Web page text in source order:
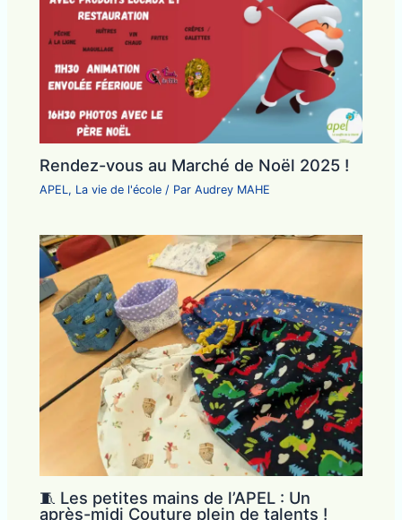
Rendez-vous au Marché de Noël 2025 !
APEL , La vie de l'école / ParAudrey MAHE
🧵 Les petites mains de l’APEL : Un
après-midi Couture plein de talents !